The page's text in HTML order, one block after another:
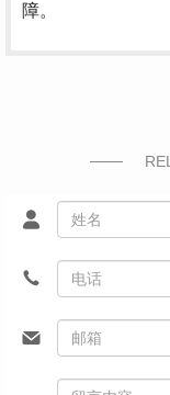
障。